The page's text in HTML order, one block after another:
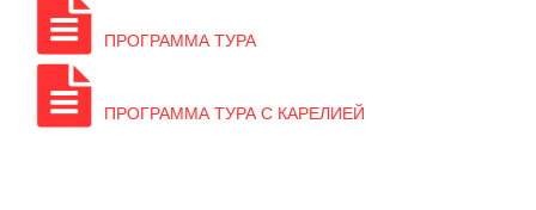
ПРОГРАММА ТУРА
ПРОГРАММА ТУРА С КАРЕЛИЕЙ